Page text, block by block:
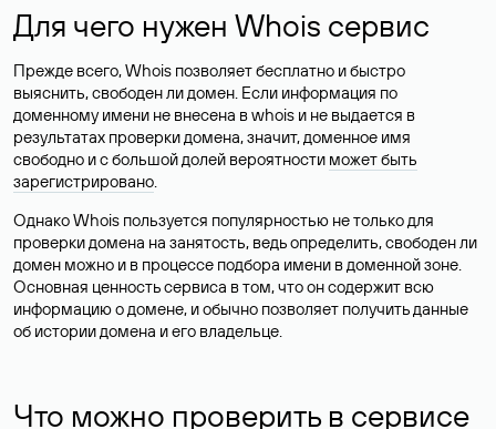
Для чего нужен Whois сервис
Прежде всего, Whois позволяет бесплатно и быстро
выяснить, свободен ли домен. Если информация по
доменному имени не внесена в whois и не выдается в
результатах проверки домена, значит, доменное имя
свободно и с большой долей вероятности может быть
зарегистрировано.
Однако Whois пользуется популярностью не только для
проверки домена на занятость, ведь определить, свободен ли
домен можно и в процессе подбора имени в доменной зоне.
Основная ценность сервиса в том, что он содержит всю
информацию о домене, и обычно позволяет получить данные
об истории домена и его владельце.
Что можно проверить в сервисе